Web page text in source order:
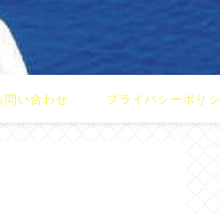
問い合わせ プライバシーポリ